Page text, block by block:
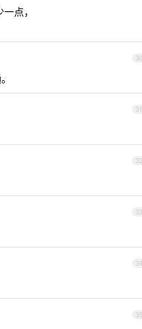
点，
30
31
32
33
34
35